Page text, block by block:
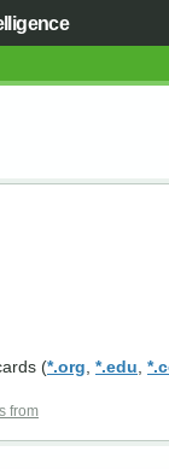
(*.org *.edu
from